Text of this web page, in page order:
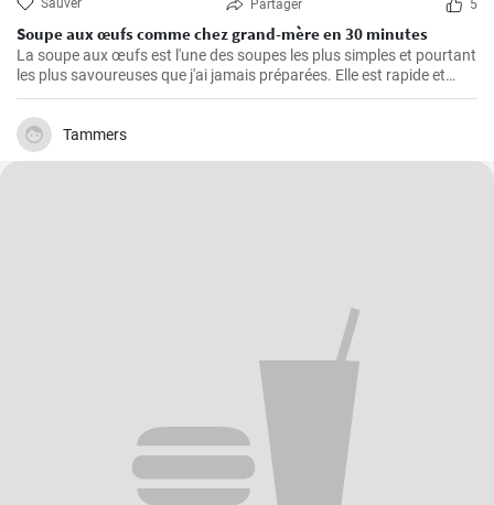
Sauver Partager 5
Soupe aux œufs comme chez grand-mère en 30 minutes
La soupe aux œufs est l'une des soupes les plus simples et pourtant
les plus savoureuses que j'ai jamais préparées. Elle est rapide et
facile à préparer, saine et riche en protéines. J'ai appris cette recette
de ma grand-mère et l'ai depuis cuisinée un nombre incalculable de
fois pour le plus grand plaisir de ma famille. Les principaux
ingrédients sont bien sûr les œufs, auxquels s'ajoutent de
Tammers